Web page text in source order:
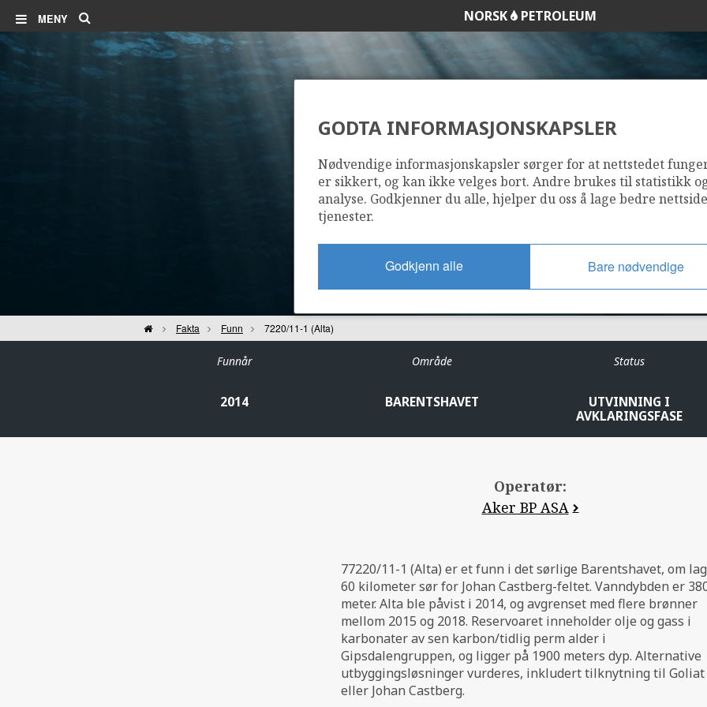
MENY NORSK PETROLEUM
7220/11-1 (ALTA)
Hjem Fakta Funn 7220/11-1 (Alta)
Funnår
2014
Område
BARENTSHAVET
Status
UTVINNING I
AVKLARINGSFASE
Operatør:
Aker BP ASA
77220/11-1 (Alta) er et funn i det sørlige Barentshavet, om lag
60 kilometer sør for Johan Castberg-feltet. Vanndybden er
meter. Alta ble påvist i 2014, og avgrenset med flere brønner
mellom 2015 og 2018. Reservoaret inneholder olje og gass i
karbonater av sen karbon/tidlig perm alder i
Gipsdalengruppen, og ligger på 1900 meters dyp. Alternative
utbyggingsløsninger vurderes, inkludert tilknytning til Goliat
eller Johan Castberg.
GODTA INFORMASJONSKAPSLER
Nødvendige informasjonskapsler sørger for at nettstedet
er sikkert, og kan ikke velges bort. Andre brukes til statistikk
analyse. Godkjenner du alle, hjelper du oss å lage bedre
tjenester.
Godkjenn alle Bare nødvendige